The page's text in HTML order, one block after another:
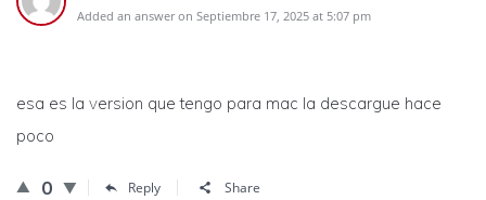
Added an answer on Septiembre 17, 2025 at 5:07 pm
esa es la version que tengo para mac la descargue hace
poco
0 Reply Share